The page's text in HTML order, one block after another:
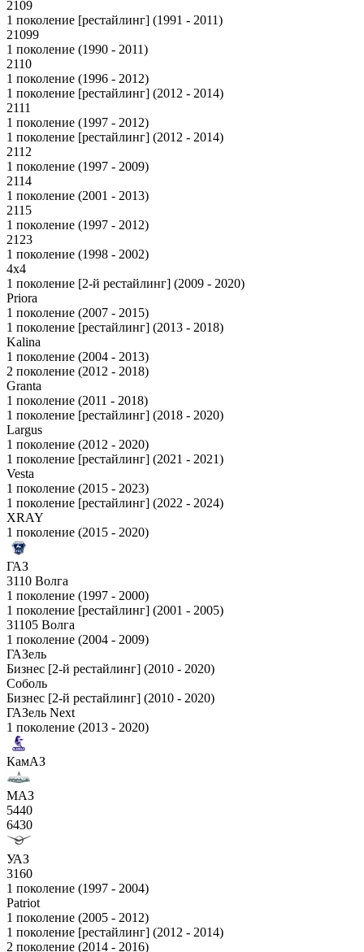
2109
1 поколение [рестайлинг] (1991 - 2011)
21099
1 поколение (1990 - 2011)
2110
1 поколение (1996 - 2012)
1 поколение [рестайлинг] (2012 - 2014)
2111
1 поколение (1997 - 2012)
1 поколение [рестайлинг] (2012 - 2014)
2112
1 поколение (1997 - 2009)
2114
1 поколение (2001 - 2013)
2115
1 поколение (1997 - 2012)
2123
1 поколение (1998 - 2002)
4x4
1 поколение [2-й рестайлинг] (2009 - 2020)
Priora
1 поколение (2007 - 2015)
1 поколение [рестайлинг] (2013 - 2018)
Kalina
1 поколение (2004 - 2013)
2 поколение (2012 - 2018)
Granta
1 поколение (2011 - 2018)
1 поколение [рестайлинг] (2018 - 2020)
Largus
1 поколение (2012 - 2020)
1 поколение [рестайлинг] (2021 - 2021)
Vesta
1 поколение (2015 - 2023)
1 поколение [рестайлинг] (2022 - 2024)
XRAY
1 поколение (2015 - 2020)
ГАЗ
3110 Волга
1 поколение (1997 - 2000)
1 поколение [рестайлинг] (2001 - 2005)
31105 Волга
1 поколение (2004 - 2009)
ГАЗель
Бизнес [2-й рестайлинг] (2010 - 2020)
Соболь
Бизнес [2-й рестайлинг] (2010 - 2020)
ГАЗель Next
1 поколение (2013 - 2020)
КамАЗ
МАЗ
5440
6430
УАЗ
3160
1 поколение (1997 - 2004)
Patriot
1 поколение (2005 - 2012)
1 поколение [рестайлинг] (2012 - 2014)
2 поколение (2014 - 2016)